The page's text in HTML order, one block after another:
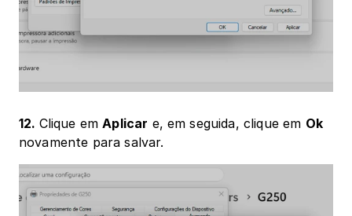
12. Clique em Aplicar e, em seguida, clique em Ok
novamente para salvar.